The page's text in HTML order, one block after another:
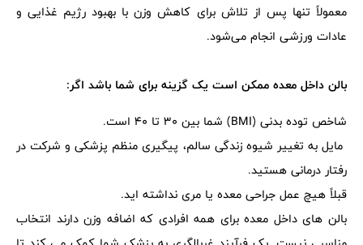
معمولاً تنها پس از تلاش برای کاهش وزن با بهبود رژیم غذایی و
عادات ورزشی انجام می‌شود.
بالن داخل معده ممکن است یک گزینه برای شما باشد اگر:
شاخص توده بدنی (BMI) شما بین 30 تا 40 است.
مایل به تغییر شیوه زندگی سالم، پیگیری منظم پزشکی و شرکت در
رفتار درمانی هستید.
قبلاً هیچ عمل جراحی معده یا مری نداشته اید.
بالن های داخل معده برای همه افرادی که اضافه وزن دارند انتخاب